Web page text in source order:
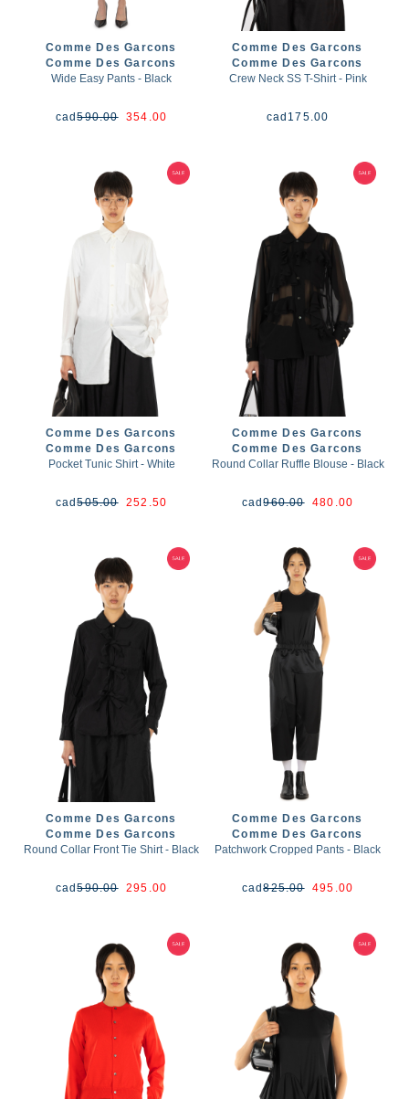
Comme Des Garcons
Comme Des Garcons
Wide Easy Pants - Black
cad590.00354.00
Comme Des Garcons
Comme Des Garcons
Crew Neck SS T-Shirt - Pink
cad 175.00
Comme Des Garcons
Comme Des Garcons
Pocket Tunic Shirt - White
cad505.00252.50
Comme Des Garcons
Comme Des Garcons
Round Collar Ruffle Blouse - Black
cad960.00480.00
Comme Des Garcons
Comme Des Garcons
Round Collar Front Tie Shirt - Black
cad590.00295.00
Comme Des Garcons
Comme Des Garcons
Patchwork Cropped Pants - Black
cad825.00495.00